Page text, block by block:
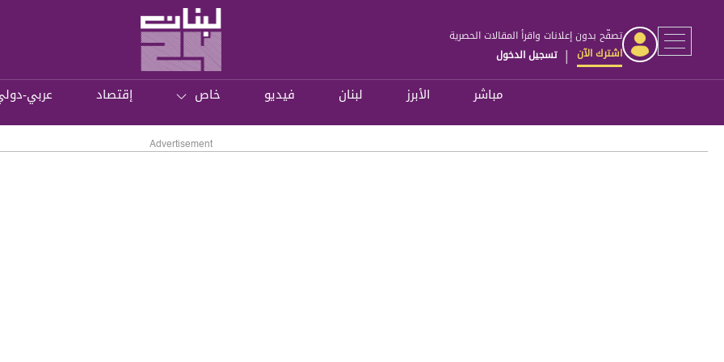
تصفّح بدون إعلانات واقرأ المقالات الحصرية
اشترك الآن | تسجيل الدخول
مباشر الأبرز لبنان فيديو خاص إقتصاد عربي-
Advertisement